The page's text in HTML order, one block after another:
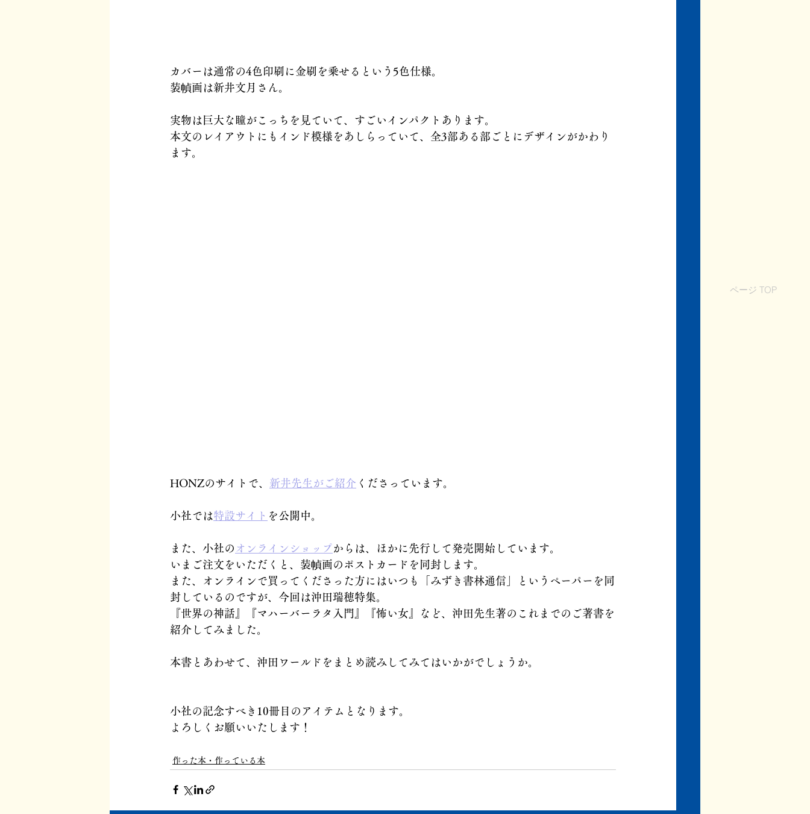
ページ TOP
カバーは通常の4色印刷に金刷を乗せるという5色仕様。
装幀画は新井文月さん。
実物は巨大な瞳がこっちを見ていて、すごいインパクトあります。
本文のレイアウトにもインド模様をあしらっていて、全3部ある部ごとにデザインがかわり
ます。
HONZのサイトで、 新井先生がご紹介 くださっています。
小社では特設サイト を公開中。
また、小社の オンラインショップからは、ほかに先行して発売開始しています。
いまご注文をいただくと、装幀画のポストカードを同封します。
また、オンラインで買ってくださった方にはいつも「みずき書林通信」というペーパーを同
封しているのですが、今回は沖田瑞穂特集。
『世界の神話』『マハーバーラタ入門』『怖い女』など、沖田先生著のこれまでのご著書を
紹介してみました。
本書とあわせて、沖田ワールドをまとめ読みしてみてはいかがでしょうか。
小社の記念すべき10冊目のアイテムとなります。
よろしくお願いいたします！
作った本・作っている本